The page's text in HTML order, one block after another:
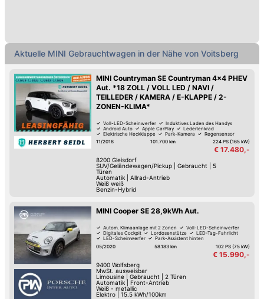
Aktuelle MINI Gebrauchtwagen in der Nähe von Voitsberg
MINI Countryman SE Countryman 4x4 PHEV
Aut. *18 ZOLL / VOLL LED / NAVI /
TEILLEDER / KAMERA / E-KLAPPE / 2-
ZONEN-KLIMA*
Voll-LED-Scheinwerfer
Induktives Laden des Handys
Android Auto
Apple CarPlay
Lederlenkrad
Elektrische Heckklappe
Park-Kamera
Regensensor
11/2018
101.700 km 224 PS (165 kW)
€ 17.480,-
8200 Gleisdorf
SUV/Geländewagen/Pickup| Gebraucht
5
Türen
Automatik| Allrad-Antrieb
Weiß weiß
Benzin-Hybrid
MINI Cooper SE 28,9kWh Aut.
Autom. Klimaanlage mit 2 Zonen
Voll-LED-Scheinwerfer
Digitales Cockpit
Lordosenstütze
LED-Tag-Fahrlicht
LED-Scheinwerfer
Park-Assistent hinten
Park-Assistent vorne
05/2020 58.183 km 102 PS (75 kW)
€ 15.990,-
9400 Wolfsberg
MwSt. ausweisbar
Limousine| Gebraucht
2 Türen
Automatik| Front-Antrieb
Weiß - metallic
Elektro
15.5 kWh/100km